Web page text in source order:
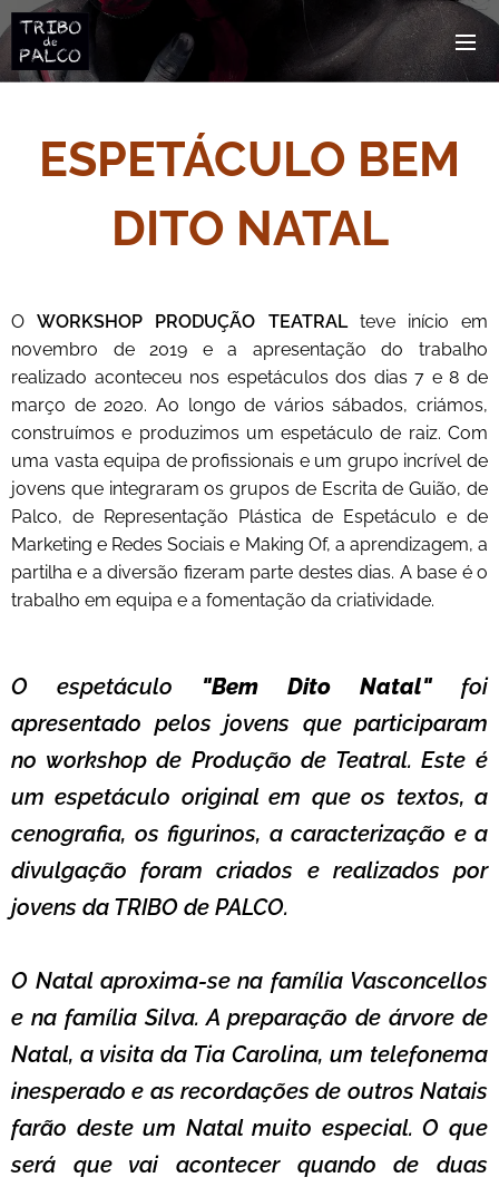
ESPETÁCULO BEM
DITO NATAL
OWORKSHOP PRODUÇÃO TEATRALteve início em
novembro de 2019 e a apresentação do trabalho
realizado aconteceu nos espetáculos dos dias 7 e 8 de
março de 2020. Ao longo de vários sábados, criámos,
construímos e produzimos um espetáculo de raiz. Com
uma vasta equipa de profissionais e um grupo incrível de
jovens que integraram os grupos de Escrita de Guião, de
Palco, de Representação Plástica de Espetáculo e de
Marketing e Redes Sociais e Making Of, a aprendizagem, a
partilha e a diversão fizeram parte destes dias. A base é o
trabalho em equipa e a fomentação da criatividade.
O espetáculo "Bem Dito Natal"foi
apresentado pelos jovens que participaram
no workshop de Produção de Teatral. Este é
um espetáculo original em que os textos, a
cenografia, os figurinos, a caracterização e a
divulgação foram criados e realizados por
jovens da TRIBO de PALCO.
O Natal aproxima-se na família Vasconcellos
e na família Silva. A preparação de árvore de
Natal, a visita da Tia Carolina, um telefonema
inesperado e as recordações de outros Natais
farão deste um Natal muito especial. O que
será que vai acontecer quando de duas